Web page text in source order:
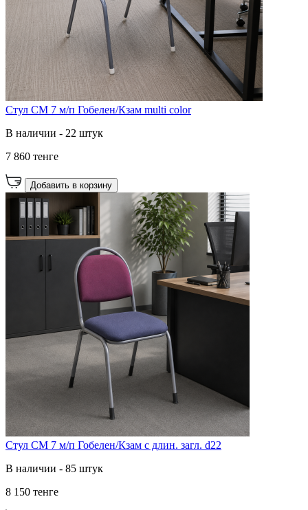
Стул СМ 7 м/п Гобелен/Кзам multi color
В наличии - 22 штук
7 860 тенге
Добавить в корзину
Стул СМ 7 м/п Гобелен/Кзам с длин. загл. d22
В наличии - 85 штук
8 150 тенге